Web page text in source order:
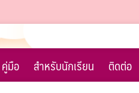
คู่มือ สำหรับนักเรียน ติดต่อ